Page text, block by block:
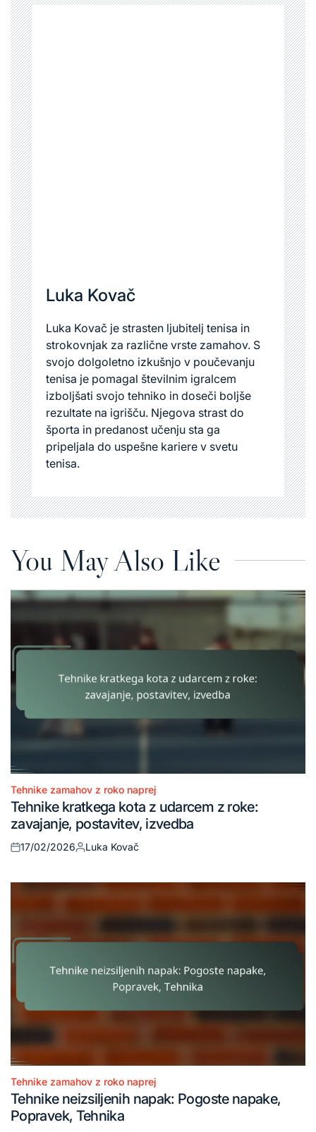
Luka Kovač
Luka Kovač je strasten ljubitelj tenisa in
strokovnjak za različne vrste zamahov. S
svojo dolgoletno izkušnjo v poučevanju
tenisa je pomagal številnim igralcem
izboljšati svojo tehniko in doseči boljše
rezultate na igrišču. Njegova strast do
športa in predanost učenju sta ga
pripeljala do uspešne kariere v svetu
tenisa.
You May Also Like
Posted
in
Tehnike zamahov z roko naprej
Tehnike kratkega kota z udarcem z roke:
zavajanje, postavitev, izvedba
Posted
17/02/2026
Posted
Luka Kovač
Posted
in
Tehnike zamahov z roko naprej
Tehnike neizsiljenih napak: Pogoste napake,
Popravek, Tehnika